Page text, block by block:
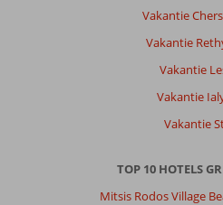
Vakantie
Vakantie
Vakantie
Vakantie
Vakantie
TOP 10 HOTELS
Mitsis Rodos Village